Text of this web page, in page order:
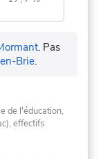
. Pas
Brie.
de l'éducation,
effectifs